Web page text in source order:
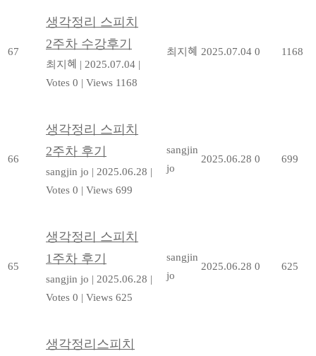
67
생각정리 스피치
2주차 수강후기
최지혜 | 2025.07.04 |
Votes 0 | Views 1168
최지혜 2025.07.04 0 1168
66
생각정리 스피치
2주차 후기
sangjin jo | 2025.06.28 |
Votes 0 | Views 699
sangjin
jo
2025.06.28 0 699
65
생각정리 스피치
1주차 후기
sangjin jo | 2025.06.28 |
Votes 0 | Views 625
sangjin
jo
2025.06.28 0 625
생각정리스피치